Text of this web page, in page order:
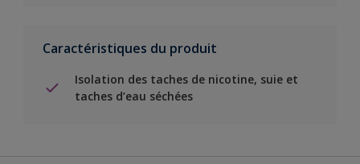
Caractéristiques du produit
Isolation des taches de nicotine, suie et
taches d’eau séchées